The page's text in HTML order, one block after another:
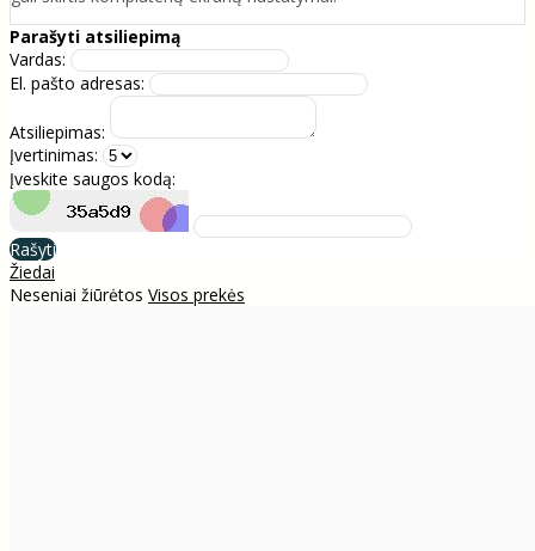
Parašyti atsiliepimą
Vardas:
El. pašto adresas:
Atsiliepimas:
Įvertinimas:
Įveskite saugos kodą:
Rašyti
Žiedai
Neseniai žiūrėtos Visos prekės